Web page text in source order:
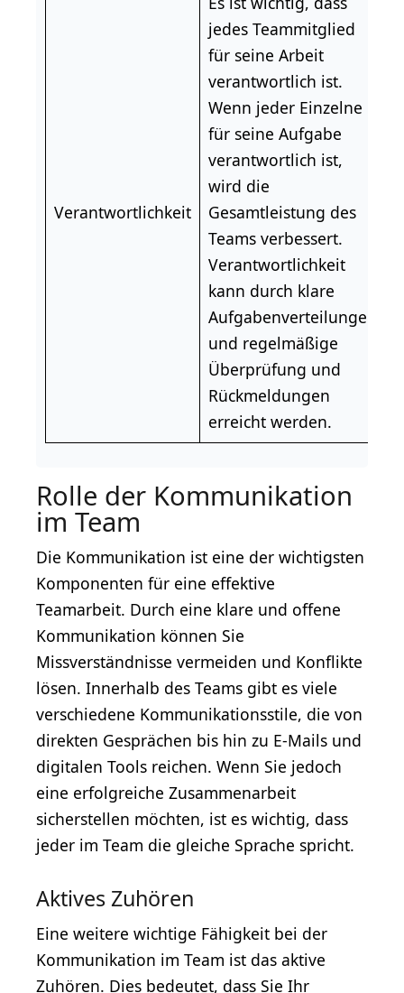
Verantwortlichkeit
jedes Teammitglied
für seine Arbeit
verantwortlich ist.
Wenn jeder Einzelne
für seine Aufgabe
verantwortlich ist,
wird die
Gesamtleistung des
Teams verbessert.
Verantwortlichkeit
kann durch klare
Aufgabenverteilungen
und regelmäßige
Überprüfung und
Rückmeldungen
erreicht werden.
Rolle der Kommunikation
im Team
Die Kommunikation ist eine der wichtigsten
Komponenten für eine effektive
Teamarbeit. Durch eine klare und offene
Kommunikation können Sie
Missverständnisse vermeiden und Konflikte
lösen. Innerhalb des Teams gibt es viele
verschiedene Kommunikationsstile, die von
direkten Gesprächen bis hin zu E-Mails und
digitalen Tools reichen. Wenn Sie jedoch
eine erfolgreiche Zusammenarbeit
sicherstellen möchten, ist es wichtig, dass
jeder im Team die gleiche Sprache spricht.
Aktives Zuhören
Eine weitere wichtige Fähigkeit bei der
Kommunikation im Team ist das aktive
Zuhören. Dies bedeutet, dass Sie Ihr